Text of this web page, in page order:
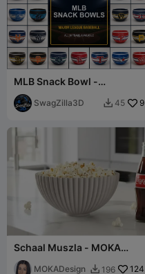
MLB Snack Bowl -
Gameday Baseball Party
BowlSwagZilla3D  45 9
Schaal Muszla - MOKA
Design
MOKADesign  196 124